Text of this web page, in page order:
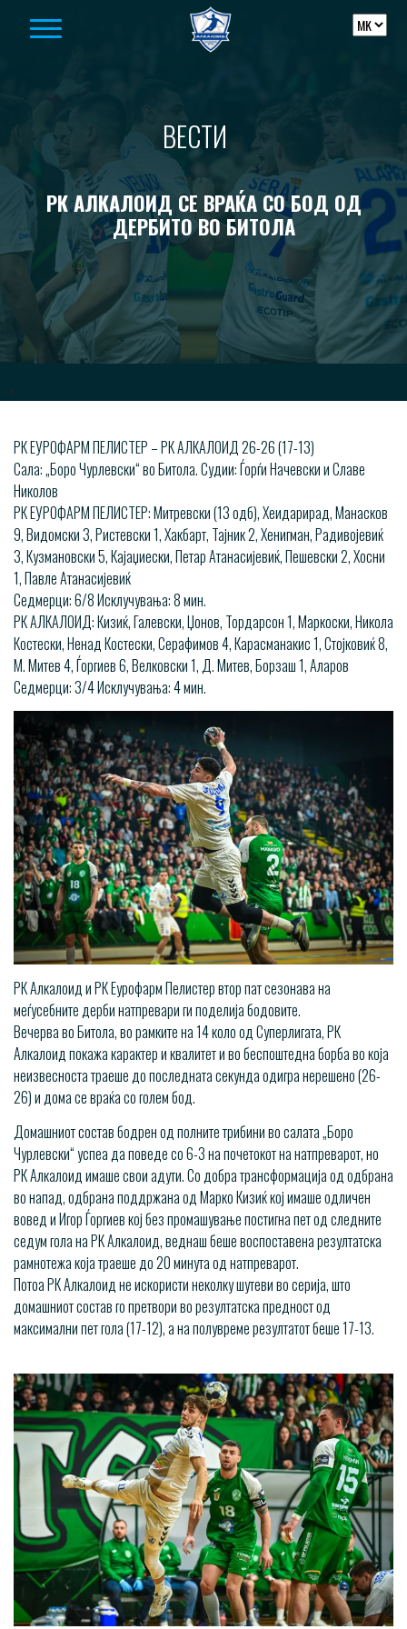
ВЕСТИ
РК АЛКАЛОИД СЕ ВРАЌА СО БОД ОД
ДЕРБИТО ВО БИТОЛА
-->
РК ЕУРОФАРМ ПЕЛИСТЕР – РК АЛКАЛОИД 26-26 (17-13)
Сала: „Боро Чурлевски“ во Битола. Судии: Ѓорѓи Начевски и Славе
Николов
РК ЕУРОФАРМ ПЕЛИСТЕР: Митревски (13 одб), Хеидарирад, Манасков
9, Видомски 3, Ристевски 1, Хакбарт, Тајник 2, Хенигман, Радивојевиќ
3, Кузмановски 5, Кајаџиески, Петар Атанасијевиќ, Пешевски 2, Хосни
1, Павле Атанасијевиќ
Седмерци: 6/8 Исклучувања: 8 мин.
РК АЛКАЛОИД: Кизиќ, Галевски, Џонов, Тордарсон 1, Маркоски, Никола
Костески, Ненад Костески, Серафимов 4, Карасманакис 1, Стојковиќ 8,
М. Митев 4, Ѓоргиев 6, Велковски 1, Д. Митев, Борзаш 1, Аларов
Седмерци: 3/4 Исклучувања: 4 мин.
РК Алкалоид и РК Еурофарм Пелистер втор пат сезонава на
меѓусебните дерби натпревари ги поделија бодовите.
Вечерва во Битола, во рамките на 14 коло од Суперлигата, РК
Алкалоид покажа карактер и квалитет и во беспоштедна борба во која
неизвесноста траеше до последната секунда одигра нерешено (26-
26) и дома се враќа со голем бод.
Домашниот состав бодрен од полните трибини во салата „Боро
Чурлевски“ успеа да поведе со 6-3 на почетокот на натпреварот, но
РК Алкалоид имаше свои адути. Со добра трансформација од одбрана
во напад, одбрана поддржана од Марко Кизиќ кој имаше одличен
вовед и Игор Ѓоргиев кој без промашување постигна пет од следните
седум гола на РК Алкалоид, веднаш беше воспоставена резултатска
рамнотежа која траеше до 20 минута од натпреварот.
Потоа РК Алкалоид не искористи неколку шутеви во серија, што
домашниот состав го претвори во резултатска предност од
максимални пет гола (17-12), а на полувреме резултатот беше 17-13.